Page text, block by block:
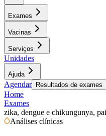
Exames
Vacinas
Serviços
Unidades
Ajuda
Agendar Resultados de exames
Home
Exames
zika, dengue e chikungunya,
Análises clínicas